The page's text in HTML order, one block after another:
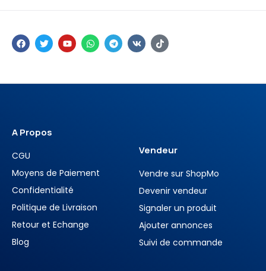
A Propos
CGU
Moyens de Paiement
Confidentialité
Politique de Livraison
Retour et Echange
Blog
Vendeur
Vendre sur ShopMo
Devenir vendeur
Signaler un produit
Ajouter annonces
Suivi de commande